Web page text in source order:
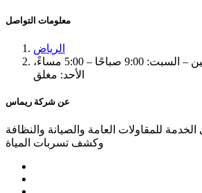
معلومات التواصل
الرياض
الاثنين – السبت: 9:00 صباحًا – 5:00 مساءً،
الأحد: مغلق
عن شركة ريماس
للمقاولات العامة والصيانة والنظافة
وكشف تسربات المياة